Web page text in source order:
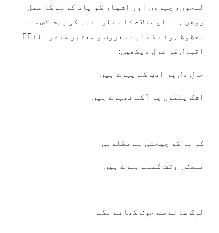
لمحوں، چہروں اور اشیاء کو یاد کرنے کا عمل
روشن ہے۔ ان حالات کا منظر نامہ کی پیش کش سے
محظوظ ہونے کے لیے معروف و معتبر شاعر بلندؔ
اقبال کی غزل دیکھیں:
حالِ دل پر ادب کے پہرے ہیں
اشک پلکوں پہ آکے ٹھہرے ہیں
کو بہ کو چیختی ہے مظلومی
منصف ِ وقت کتنے بہرے ہیں
لوگ سائے سے خوف کھانے لگے